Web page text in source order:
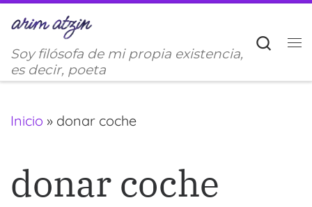
Saltar al contenido
Soy filósofa de mi propia existencia,
es decir, poeta
Inicio » donar coche
donar coche